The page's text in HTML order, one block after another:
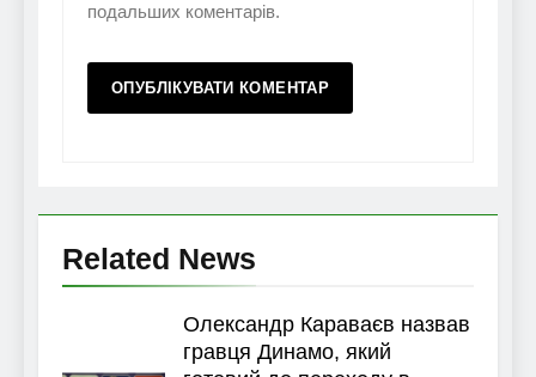
подальших коментарів.
Related News
Олександр Караваєв назвав
гравця Динамо, який